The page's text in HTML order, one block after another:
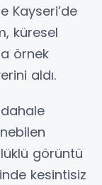
Kayseri’de
küresel
örnek
aldı.
görüntü
kesintisiz